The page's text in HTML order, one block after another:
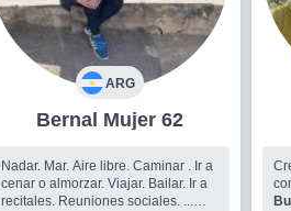
ARG
Bernal Mujer 62
Nadar. Mar. Aire libre. Caminar . Ir a
cenar o almorzar. Viajar. Bailar. Ir a
recitales. Reuniones sociales. ...